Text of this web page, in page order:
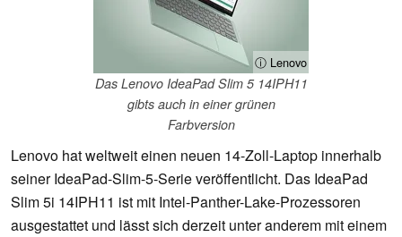
ⓘ Lenovo
Das Lenovo IdeaPad Slim 5 14IPH11
gibts auch in einer grünen
Farbversion
Lenovo hat weltweit einen neuen 14-Zoll-Laptop innerhalb
seiner IdeaPad-Slim-5-Serie veröffentlicht. Das IdeaPad
Slim 5i 14IPH11 ist mit Intel-Panther-Lake-Prozessoren
ausgestattet und lässt sich derzeit unter anderem mit einem